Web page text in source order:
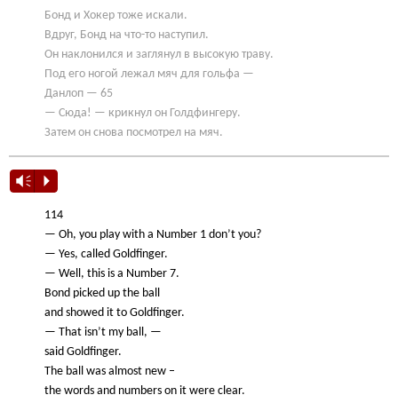
Бонд и Хокер тоже искали.
Вдруг, Бонд на что-то наступил.
Он наклонился и заглянул в высокую траву.
Под его ногой лежал мяч для гольфа —
Данлоп — 65
— Сюда! — крикнул он Голдфингеру.
Затем он снова посмотрел на мяч.
Vm P
114
— Oh, you play with a Number 1 don’t you?
— Yes, called Goldfinger.
— Well, this is a Number 7.
Bond picked up the ball
and showed it to Goldfinger.
— That isn’t my ball, —
said Goldfinger.
The ball was almost new –
the words and numbers on it were clear.